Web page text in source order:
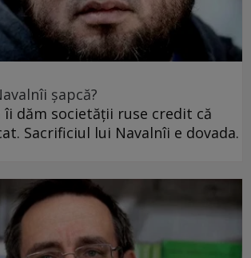
șapcă?
îi dăm societății ruse credit că
Sacrificiul lui Navalnîi e dovada.